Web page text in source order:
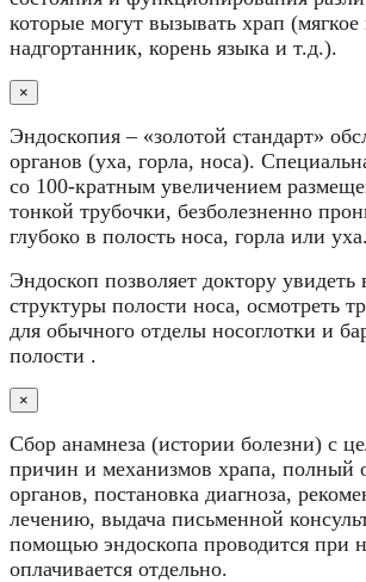
которые могут вызывать храп (мягкое
надгортанник, корень языка и т.д.).
×
Эндоскопия – «золотой стандарт»
органов (уха, горла, носа).
со 100-кратным увеличением
тонкой трубочки, безболезненно
глубоко в полость носа, горла или уха.
Эндоскоп позволяет доктору увидеть
структуры полости носа, осмотреть
для обычного отделы носоглотки и
полости .
×
Сбор анамнеза (истории болезни) с
причин и механизмов храпа, полный
органов, постановка диагноза,
лечению, выдача письменной
помощью эндоскопа проводится при
оплачивается отдельно.